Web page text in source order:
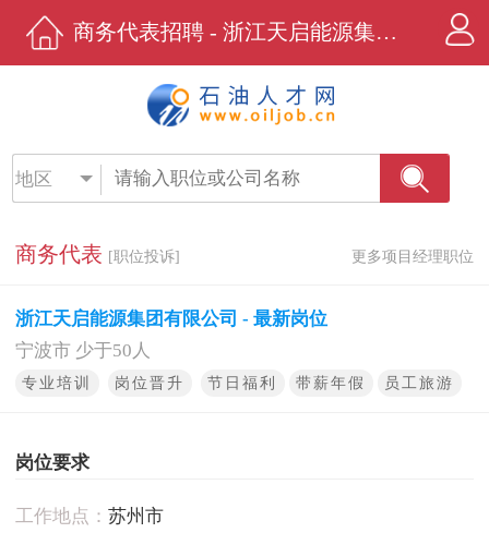
商务代表招聘 - 浙江天启能源集团有限公司 - 石油人才网
地区
商务代表 [职位投诉] 更多项目经理职位
浙江天启能源集团有限公司 - 最新岗位
宁波市 少于50人
专业培训 岗位晋升 节日福利 带薪年假 员工旅游
岗位要求
工作地点： 苏州市